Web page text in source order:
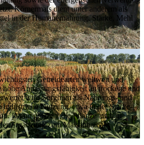
Körnermais dient unter anderem als
in der Humanernährung, Stärke, Mehl
Getreidearten weltweit und
hohe Anpassungsfähigkeit an trockene und
wird Sorghum als Nahrungs- und
Nutzung, etwa in der Stärke-
Damit gewinnt die Pflanze auch in
Ergänzung zum Maisanbau an